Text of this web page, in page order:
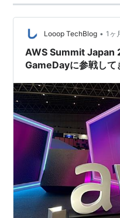
Looop TechBlog • 1ヶ
AWS Summit Japan
GameDayに参戦して